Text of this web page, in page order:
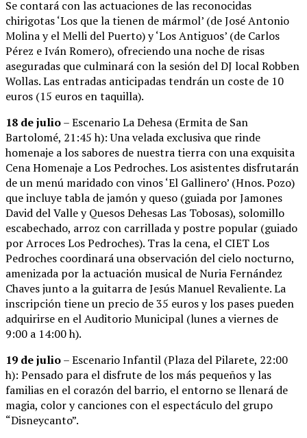
Se contará con las actuaciones de las reconocidas
chirigotas ‘Los que la tienen de mármol’ (de José Antonio
Molina y el Melli del Puerto) y ‘Los Antiguos’ (de Carlos
Pérez e Iván Romero), ofreciendo una noche de risas
aseguradas que culminará con la sesión del DJ local Robben
Wollas. Las entradas anticipadas tendrán un coste de 10
euros (15 euros en taquilla).
18 de julio– Escenario La Dehesa (Ermita de San
Bartolomé, 21:45 h): Una velada exclusiva que rinde
homenaje a los sabores de nuestra tierra con una exquisita
Cena Homenaje a Los Pedroches. Los asistentes disfrutarán
de un menú maridado con vinos ‘El Gallinero’ (Hnos. Pozo)
que incluye tabla de jamón y queso (guiada por Jamones
David del Valle y Quesos Dehesas Las Tobosas), solomillo
escabechado, arroz con carrillada y postre popular (guiado
por Arroces Los Pedroches). Tras la cena, el CIET Los
Pedroches coordinará una observación del cielo nocturno,
amenizada por la actuación musical de Nuria Fernández
Chaves junto a la guitarra de Jesús Manuel Revaliente. La
inscripción tiene un precio de 35 euros y los pases pueden
adquirirse en el Auditorio Municipal (lunes a viernes de
9:00 a 14:00 h).
19 de julio– Escenario Infantil (Plaza del Pilarete, 22:00
h): Pensado para el disfrute de los más pequeños y las
familias en el corazón del barrio, el entorno se llenará de
magia, color y canciones con el espectáculo del grupo
“Disneycanto”.